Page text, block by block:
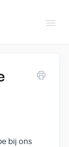
bij ons